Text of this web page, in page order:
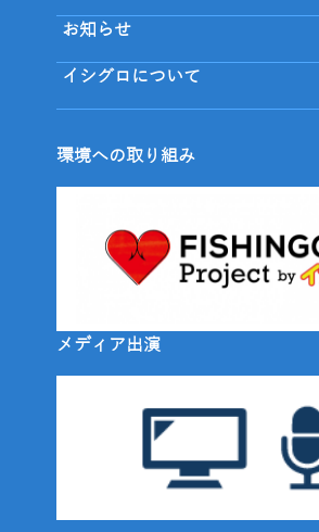
お知らせ
イシグロについて
環境への取り組み
メディア出演